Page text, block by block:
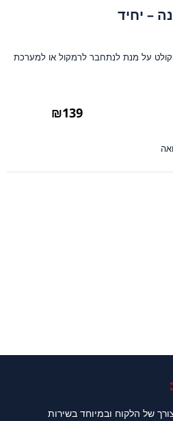
– יחיד
על מנת לנתחבר לרמקול או למערכת
₪139
של הלקוח ובמיוחד בשירות